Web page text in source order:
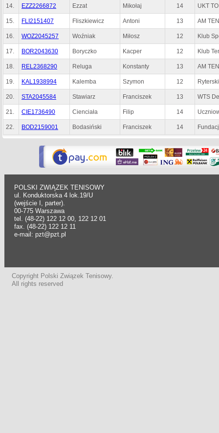
14. EZZ2266872 Ezzat Mikołaj 14 UKT
15. FLI2151407 Fliszkiewicz Antoni 13 AM
16. WOZ2045257 Woźniak Miłosz 12 Klub
17. BOR2043630 Boryczko Kacper 12 Klub
18. REL2368290 Reluga Konstanty 13 AM
19. KAL1938994 Kalemba Szymon 12
20. STA2045584 Stawiarz Franciszek 13 WTS
21. CIE1736490 Cienciała Filip 14
22. BOD2159001 Bodasiński Franciszek 14
POLSKI ZWIĄZEK TENISOWY
ul. Konduktorska 4 lok.19/U
(wejście I, parter).
00-775 Warszawa
tel. (48-22) 122 12 00, 122 12 01
fax. (48-22) 122 12 11
e-mail: pzt@pzt.pl
Copyright Polski Związek Tenisowy.
All rights reserved